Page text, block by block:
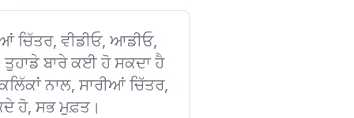
ਚਿੱਤਰ, ਵੀਡੀਓ, ਆਡੀਓ,
ਤੁਹਾਡੇ ਬਾਰੇ ਕਈ ਹੋ ਸਕਦਾ ਹੈ
ਨਾਲ, ਸਾਰੀਆਂ ਚਿੱਤਰ,
ਹੋ, ਸਭ ਮੁਫ਼ਤ।